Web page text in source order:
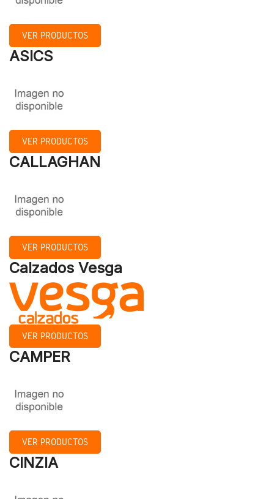
VER PRODUCTOS
ASICS
VER PRODUCTOS
CALLAGHAN
VER PRODUCTOS
Calzados Vesga
VER PRODUCTOS
CAMPER
VER PRODUCTOS
CINZIA